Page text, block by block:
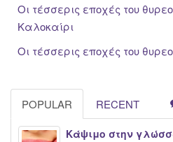
Οι τέσσερις εποχές του
Καλοκαίρι
Οι τέσσερις εποχές του
POPULAR RECENT
Κάψιμο στην